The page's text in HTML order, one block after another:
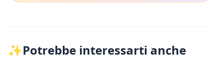
✨Potrebbe interessarti anche